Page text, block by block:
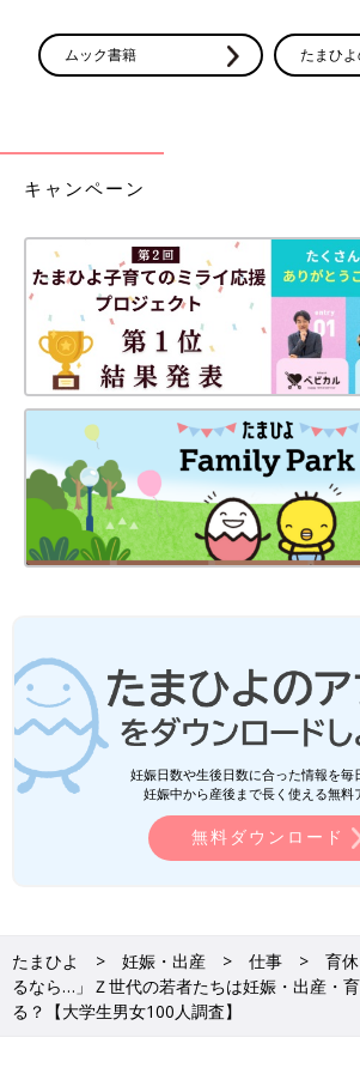
ムック書籍 たまひ
キャンペーン
妊娠日数や生後日数に合った情報を毎
妊娠中から産後まで長く使える無料
無料ダウンロード
たまひよ 妊娠・出産 仕事 育休
るなら…」Ｚ世代の若者たちは妊娠・出産・
る？【大学生男女100人調査】